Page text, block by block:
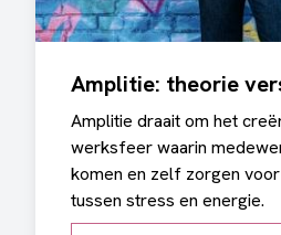
Amplitie: theorie
Amplitie draait om het
werksfeer waarin
komen en zelf zorgen
tussen stress en energie.